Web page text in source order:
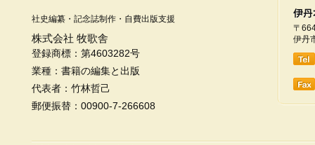
社史編纂・記念誌制作・自費出版支援
株式会社 牧歌舎
登録商標：第4603282号
業種：書籍の編集と出版
代表者：竹林哲己
郵便振替：00900-7-266608
〒
伊丹